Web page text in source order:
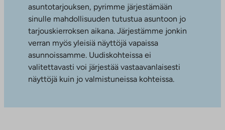
asuntotarjouksen, pyrimme järjestämään
sinulle mahdollisuuden tutustua asuntoon jo
tarjouskierroksen aikana. Järjestämme jonkin
verran myös yleisiä näyttöjä vapaissa
asunnoissamme. Uudiskohteissa ei
valitettavasti voi järjestää vastaavanlaisesti
näyttöjä kuin jo valmistuneissa kohteissa.